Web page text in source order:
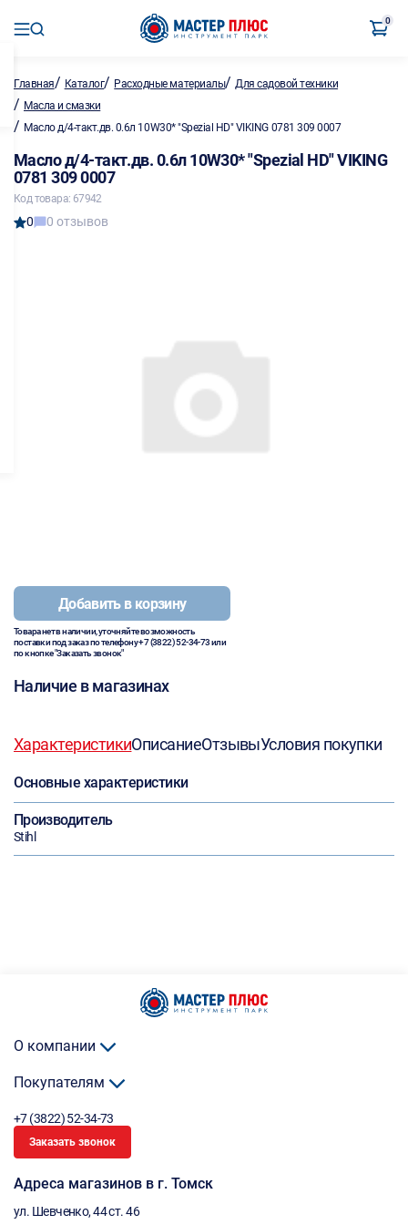
0
Главная/ Каталог/ Расходные материалы/Для садовой техники
/ Масла и смазки
/ Масло д/4-такт.дв. 0.6л 10W30* "Spezial HD" VIKING 0781 309 0007
Масло д/4-такт.дв. 0.6л 10W30* "Spezial HD" VIKING
0781 309 0007
Код товара: 67942
0 0 отзывов
Добавить в корзину
Товара нет в наличии, уточняйте возможность
поставки под заказ по телефону+7 (3822) 52-34-73или
по кнопке "Заказать звонок"
Наличие в магазинах
ХарактеристикиОписаниеОтзывыУсловия покупки
Основные характеристики
Производитель
Stihl
О компании
Покупателям
+7 (3822) 52-34-73
Заказать звонок
Адреса магазинов в г. Томск
ул. Шевченко, 44 ст. 46